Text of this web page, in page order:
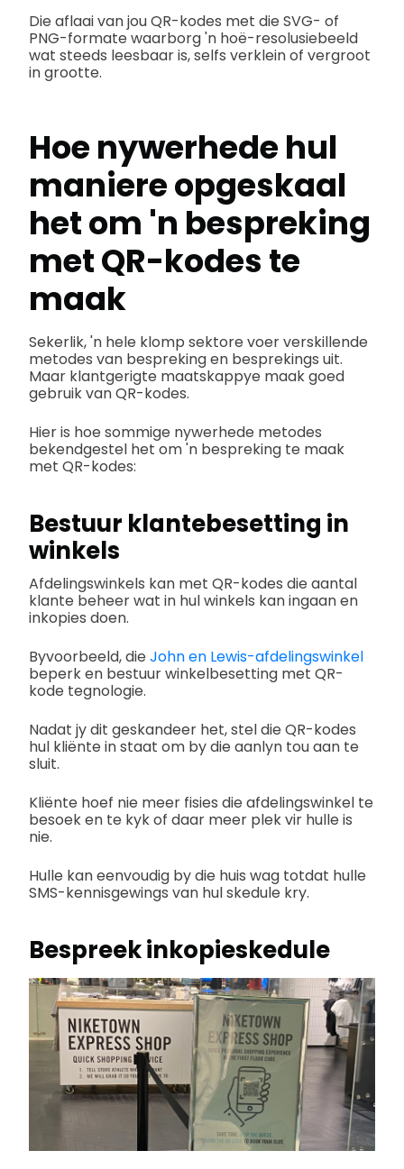
Die aflaai van jou QR-kodes met die SVG- of
PNG-formate waarborg 'n hoë-resolusiebeeld
wat steeds leesbaar is, selfs verklein of vergroot
in grootte.
Hoe nywerhede hul
maniere opgeskaal
het om 'n bespreking
met QR-kodes te
maak
Sekerlik, 'n hele klomp sektore voer verskillende
metodes van bespreking en besprekings uit.
Maar klantgerigte maatskappye maak goed
gebruik van QR-kodes.
Hier is hoe sommige nywerhede metodes
bekendgestel het om 'n bespreking te maak
met QR-kodes:
Bestuur klantebesetting in
winkels
Afdelingswinkels kan met QR-kodes die aantal
klante beheer wat in hul winkels kan ingaan en
inkopies doen.
Byvoorbeeld, die John en Lewis-afdelingswinkel
beperk en bestuur winkelbesetting met QR-
kode tegnologie.
Nadat jy dit geskandeer het, stel die QR-kodes
hul kliënte in staat om by die aanlyn tou aan te
sluit.
Kliënte hoef nie meer fisies die afdelingswinkel te
besoek en te kyk of daar meer plek vir hulle is
nie.
Hulle kan eenvoudig by die huis wag totdat hulle
SMS-kennisgewings van hul skedule kry.
Bespreek inkopieskedule